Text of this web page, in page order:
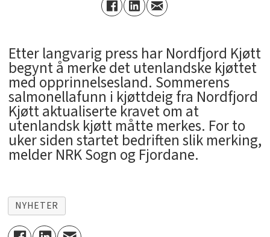
Etter langvarig press har Nordfjord Kjøtt
begynt å merke det utenlandske kjøttet
med opprinnelsesland. Sommerens
salmonellafunn i kjøttdeig fra Nordfjord
Kjøtt aktualiserte kravet om at
utenlandsk kjøtt måtte merkes. For to
uker siden startet bedriften slik merking,
melder NRK Sogn og Fjordane.
NYHETER